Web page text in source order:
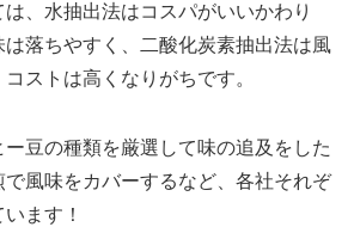
、水抽出法はコスパがいいかわり
落ちやすく、二酸化炭素抽出法は風
ストは高くなりがちです。
豆の種類を厳選して味の追及をした
で風味をカバーするなど、各社それぞ
ます！